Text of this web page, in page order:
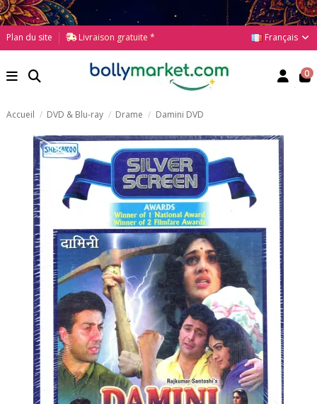
Plan du site Livraison gratuite * Français
0
Accueil DVD & Blu-ray Drame Damini DVD